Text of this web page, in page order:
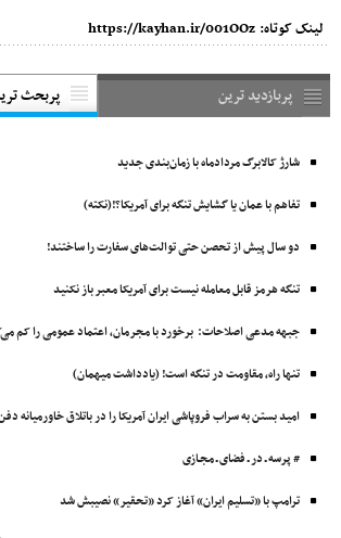
لینک کوتاه: https://kayhan.ir/001OOz
پربازدید ترین پربحث
شارژ کالابرگ مردادماه با زمان‌بندی جدید
تفاهم با عمان یا گشایش تنگه برای آمریکا؟!(نکته)
دو سال پیش از تحصن حتی توالت‌های سفارت را ساختند!
تنگه هرمز قابل معامله نیست برای آمریکا معبر باز نکنید
جبهه مدعی اصلاحات: برخورد با مجرمان، اعتماد عمومی را کم
تنها راه، مقاومت در تنگه است! (یادداشت میهمان)
امید بستن به سراب فروپاشی ایران آمریکا را در باتلاق خاورمیانه
# پرسه ـ در ـ فضای ـ مجـازی
ترامپ با «تسلیم ایران» آغاز کرد «تحقیر» نصیبش شد